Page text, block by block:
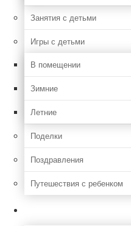
Занятия с детьми
Игры с детьми
В помещении
Зимние
Летние
Поделки
Поздравления
Путешествия с ребенком